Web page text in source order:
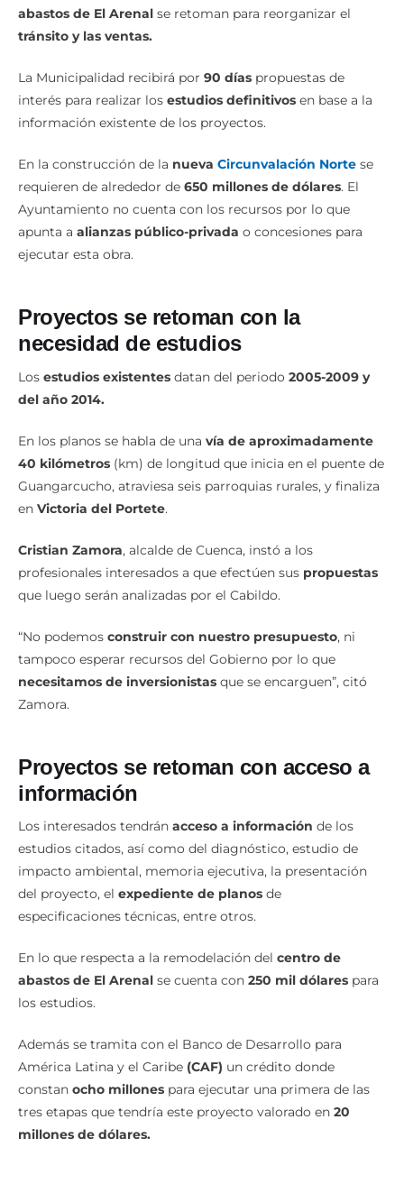
abastos de El Arenal se retoman para reorganizar el
tránsito y las ventas.
La Municipalidad recibirá por 90 días propuestas de
interés para realizar los estudios definitivos en base a la
información existente de los proyectos.
En la construcción de la nueva Circunvalación Norte se
requieren de alrededor de 650 millones de dólares. El
Ayuntamiento no cuenta con los recursos por lo que
apunta a alianzas público-privada o concesiones para
ejecutar esta obra.
Proyectos se retoman con la
necesidad de estudios
Los estudios existentes datan del periodo 2005-2009 y
del año 2014.
En los planos se habla de una vía de aproximadamente
40 kilómetros (km) de longitud que inicia en el puente de
Guangarcucho, atraviesa seis parroquias rurales, y finaliza
en Victoria del Portete.
Cristian Zamora, alcalde de Cuenca, instó a los
profesionales interesados a que efectúen sus propuestas
que luego serán analizadas por el Cabildo.
“No podemos construir con nuestro presupuesto, ni
tampoco esperar recursos del Gobierno por lo que
necesitamos de inversionistas que se encarguen”, citó
Zamora.
Proyectos se retoman con acceso a
información
Los interesados tendrán acceso a información de los
estudios citados, así como del diagnóstico, estudio de
impacto ambiental, memoria ejecutiva, la presentación
del proyecto, el expediente de planos de
especificaciones técnicas, entre otros.
En lo que respecta a la remodelación del centro de
abastos de El Arenal se cuenta con 250 mil dólares para
los estudios.
Además se tramita con el Banco de Desarrollo para
América Latina y el Caribe (CAF) un crédito donde
constan ocho millones para ejecutar una primera de las
tres etapas que tendría este proyecto valorado en 20
millones de dólares.